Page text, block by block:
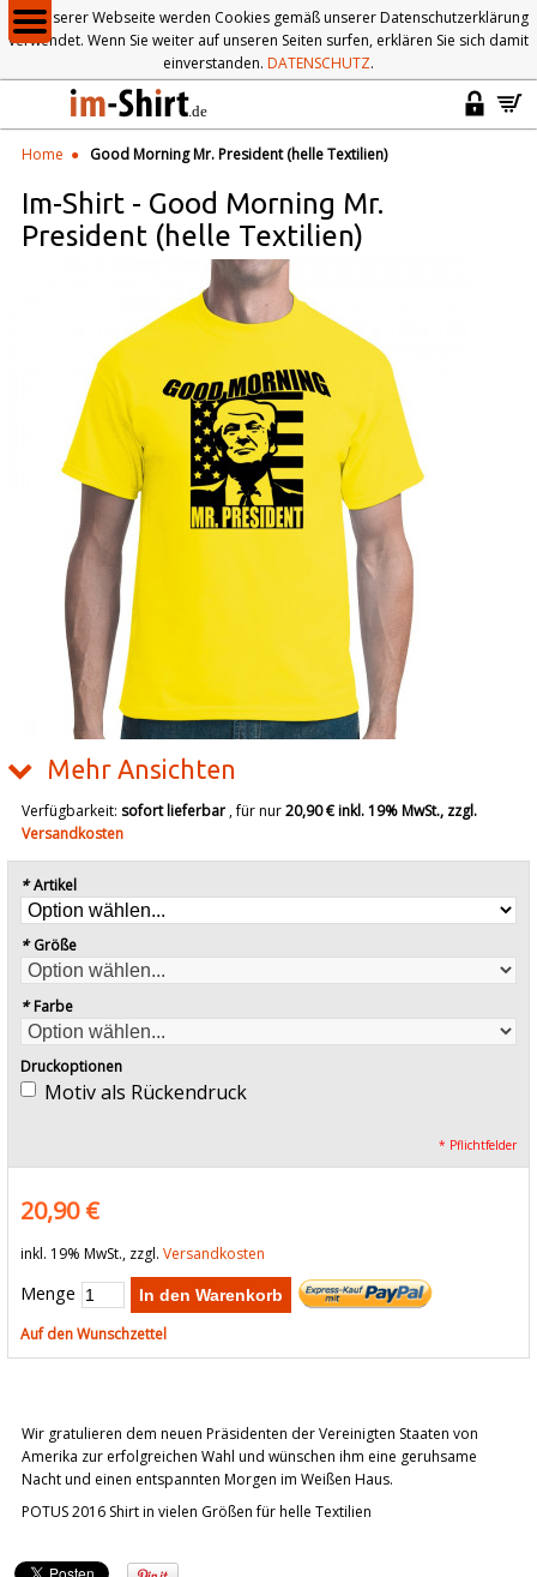
Auf unserer Webseite werden Cookies gemäß unserer Datenschutzerklärung
verwendet. Wenn Sie weiter auf unseren Seiten surfen, erklären Sie sich damit
einverstanden. DATENSCHUTZ.
Home Good Morning Mr. President (helle Textilien)
Im-Shirt - Good Morning Mr.
President (helle Textilien)
Mehr Ansichten
Wir gratulieren dem neuen Präsidenten der Vereinigten Staaten von
Amerika zur erfolgreichen Wahl und wünschen ihm eine geruhsame
Nacht und einen entspannten Morgen im Weißen Haus.
POTUS 2016 Shirt in vielen Größen für helle Textilien
Verfügbarkeit: sofort lieferbar, für nur20,90 €inkl. 19% MwSt., zzgl.
Versandkosten
* Artikel
* Größe
* Farbe
Druckoptionen
Motiv als Rückendruck
* Pflichtfelder
20,90 €
inkl. 19% MwSt., zzgl. Versandkosten
Menge In den Warenkorb
Auf den Wunschzettel